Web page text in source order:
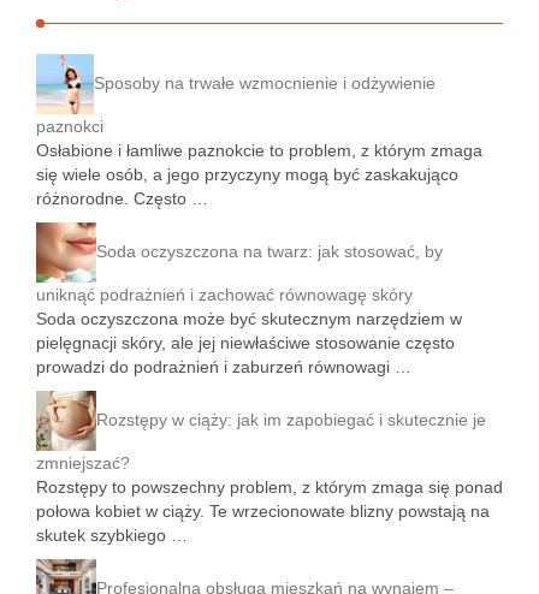
Sposoby na trwałe wzmocnienie i odżywienie
paznokci
Osłabione i łamliwe paznokcie to problem, z którym zmaga
się wiele osób, a jego przyczyny mogą być zaskakująco
różnorodne. Często …
Soda oczyszczona na twarz: jak stosować, by
uniknąć podrażnień i zachować równowagę skóry
Soda oczyszczona może być skutecznym narzędziem w
pielęgnacji skóry, ale jej niewłaściwe stosowanie często
prowadzi do podrażnień i zaburzeń równowagi …
Rozstępy w ciąży: jak im zapobiegać i skutecznie je
zmniejszać?
Rozstępy to powszechny problem, z którym zmaga się ponad
połowa kobiet w ciąży. Te wrzecionowate blizny powstają na
skutek szybkiego …
Profesjonalna obsługa mieszkań na wynajem –